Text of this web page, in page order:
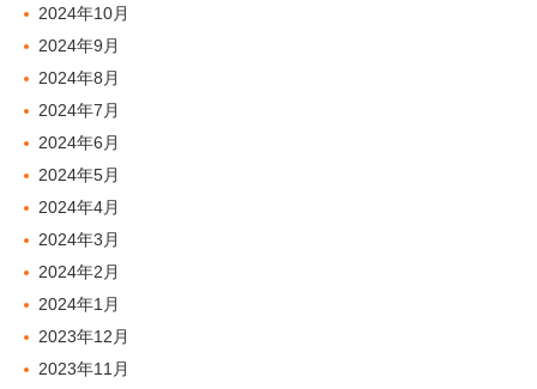
2024年10月
2024年9月
2024年8月
2024年7月
2024年6月
2024年5月
2024年4月
2024年3月
2024年2月
2024年1月
2023年12月
2023年11月